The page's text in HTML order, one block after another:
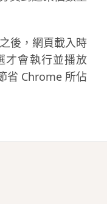
後，網頁載入時
才會執行並播放
省 Chrome 所佔